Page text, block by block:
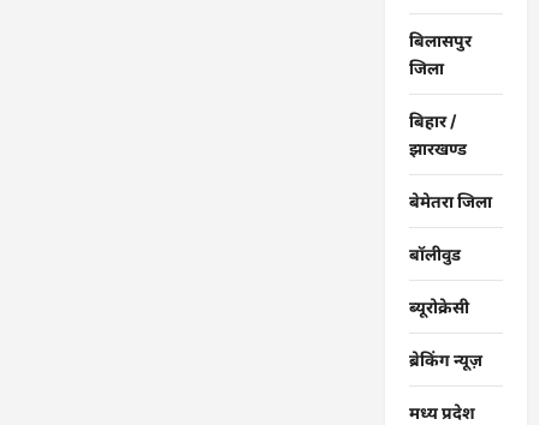
बिलासपुर
जिला
बिहार /
झारखण्ड
बेमेतरा जिला
बॉलीवुड
ब्यूरोक्रेसी
ब्रेकिंग न्यूज़
मध्य प्रदेश